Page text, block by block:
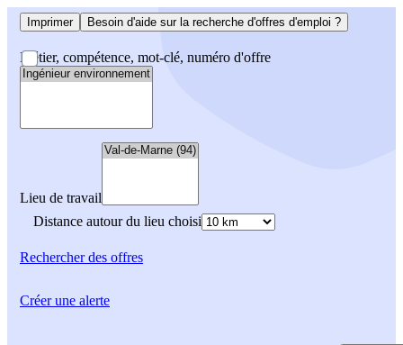
Imprimer Besoin d'aide sur la recherche d'offres d'emploi ?
Métier, compétence, mot-clé, numéro d'offre
Lieu de travail
Distance autour du lieu choisi
Rechercherdes offres
Créer une alerte